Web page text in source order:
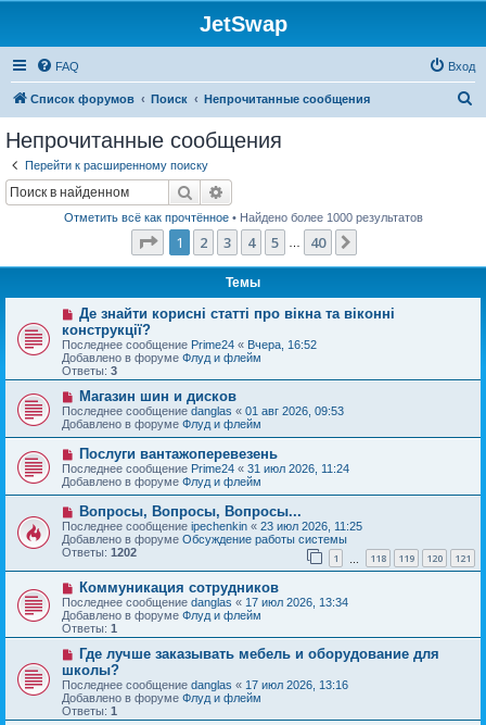
JetSwap
FAQ Вход
Список форумов Поиск Непрочитанные сообщения
Непрочитанные сообщения
Перейти к расширенному поиску
Поиск
Отметить всё как прочтённое• Найдено более 1000 результатов
Страница из 40
1 2 3 4 5 40
Темы
Н
о
в
о
е
с
о
о
б
щ
е
и
е
Де знайти корисні статті про вікна та віконні
конструкції?
Последнее сообщение Prime24 « Вчера, 16:52
Добавлено в форуме Флуд и флейм
Ответы: 3
Н
о
в
о
е
с
о
о
б
щ
е
н
и
Магазин шин и дисков
Последнее сообщение danglas « 01 авг 2026, 09:53
Добавлено в форуме Флуд и флейм
Н
о
в
о
е
с
о
о
б
щ
е
н
и
е
Послуги вантажоперевезень
Последнее сообщение Prime24 « 31 июл 2026, 11:24
Добавлено в форуме Флуд и флейм
Н
о
в
о
е
с
о
б
щ
е
н
и
е
Вопросы, Вопросы, Вопросы...
Последнее сообщение ipechenkin « 23 июл 2026, 11:25
Добавлено в форуме Обсуждение работы системы
Ответы: 1202 1 118 119 120 121
Н
о
в
о
е
с
о
о
б
щ
е
Коммуникация сотрудников
Последнее сообщение danglas « 17 июл 2026, 13:34
Добавлено в форуме Флуд и флейм
Ответы: 1
Н
в
о
е
с
Где лучше заказывать мебель и оборудование для
школы?
Последнее сообщение danglas « 17 июл 2026, 13:16
Добавлено в форуме Флуд и флейм
Ответы: 1